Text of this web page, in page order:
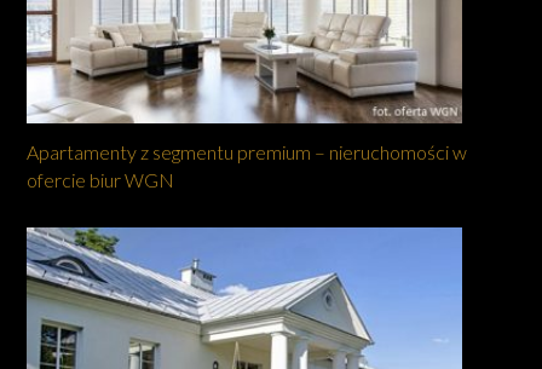
Apartamenty z segmentu premium – nieruchomości w
ofercie biur WGN